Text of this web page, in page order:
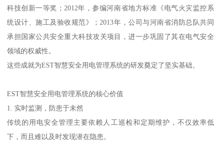
科技创新一等奖；2012年，参编河南省地方标准《电气火灾监控系
统设计、施工及验收规范》；2013年，公司与河南省消防总队共同
承担国家公共安全重大科技攻关项目，进一步巩固了其在电气安全
领域的权威性。
这些成就为EST智慧安全用电管理系统的研发奠定了坚实基础。
EST智慧安全用电管理系统的核心价值
1. 实时监测，防患于未然
传统的用电安全管理主要依赖人工巡检和定期维护，不仅效率低
下，而且难以及时发现潜在隐患。